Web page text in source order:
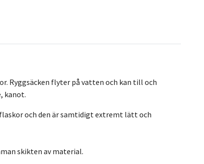
Ryggsäcken flyter på vatten och kan till och
kanot.
och den är samtidigt extremt lätt och
skikten av material.